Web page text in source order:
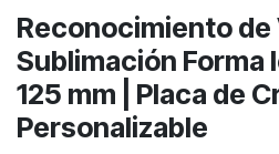
Reconocimiento de
Sublimación Forma
125 mm | Placa de
Personalizable